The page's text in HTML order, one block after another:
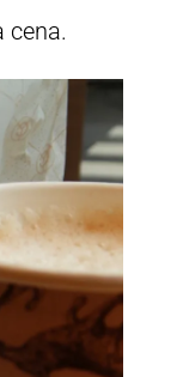
cena.